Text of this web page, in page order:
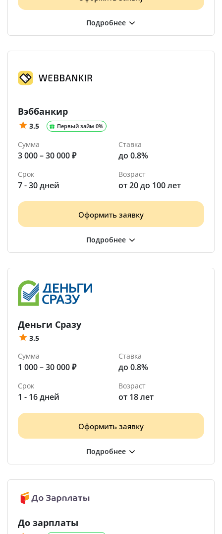
Вэббанкир
3.5 Первый займ 0%
Сумма
3 000 – 30 000 ₽
Ставка
до 0.8%
Срок
7 - 30 дней
Возраст
от 20 до 100 лет
Оформить заявку
Деньги Сразу
3.5
Сумма
1 000 – 30 000 ₽
Ставка
до 0.8%
Срок
1 - 16 дней
Возраст
от 18 лет
Оформить заявку
До зарплаты